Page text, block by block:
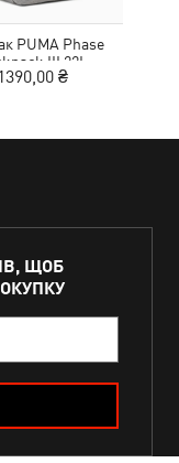
PUMA Phase
III 22L
1390,00 ₴
ЩОБ